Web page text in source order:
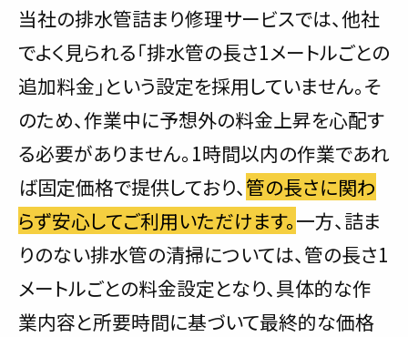
当社の排水管詰まり修理サービスでは、他社
でよく見られる「排水管の長さ1メートルごとの
追加料金」という設定を採用していません。そ
のため、作業中に予想外の料金上昇を心配す
る必要がありません。1時間以内の作業であれ
ば固定価格で提供しており、管の長さに関わ
らず安心してご利用いただけます。一方、詰ま
りのない排水管の清掃については、管の長さ1
メートルごとの料金設定となり、具体的な作
業内容と所要時間に基づいて最終的な価格